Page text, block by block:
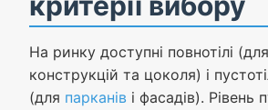
На ринку доступні повнотілі
конструкцій та цоколя) і
(для парканів і фасадів). Рівень